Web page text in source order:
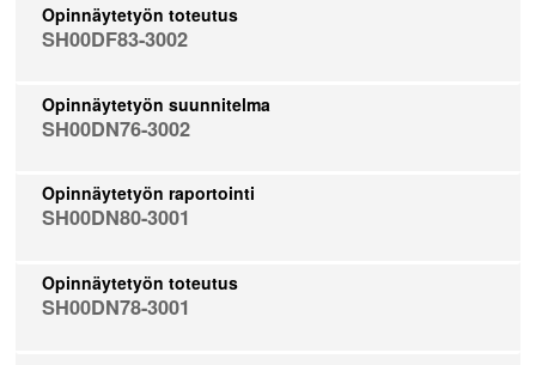
Opinnäytetyön toteutus
SH00DF83-3002
Opinnäytetyön suunnitelma
SH00DN76-3002
Opinnäytetyön raportointi
SH00DN80-3001
Opinnäytetyön toteutus
SH00DN78-3001